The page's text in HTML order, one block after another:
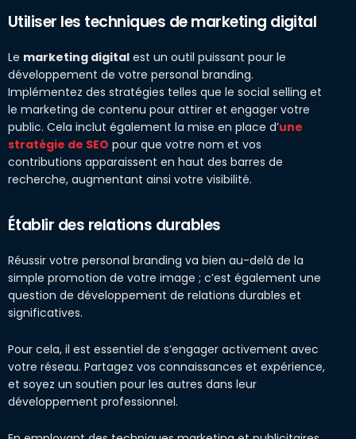
Utiliser les techniques de marketing digital
Le marketing digital est un outil puissant pour le
développement de votre personal branding.
Implémentez des stratégies telles que le social selling et
le marketing de contenu pour attirer et engager votre
public. Cela inclut également la mise en place d’une
stratégie de SEO pour que votre nom et vos
contributions apparaissent en haut des barres de
recherche, augmentant ainsi votre visibilité.
Établir des relations durables
Réussir votre personal branding va bien au-delà de la
simple promotion de votre image ; c’est également une
question de développement de relations durables et
significatives.
Pour cela, il est essentiel de s’engager activement avec
votre réseau. Partagez vos connaissances et expérience,
et soyez un soutien pour les autres dans leur
développement professionnel.